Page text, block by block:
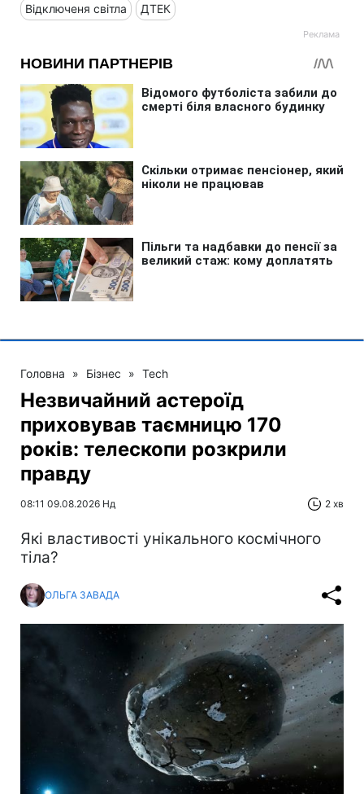
Відключеня світла ДТЕК
Головна » Бізнес » Tech
Незвичайний астероїд
приховував таємницю 170
років: телескопи розкрили
правду
08:11 09.08.2026 Нд 2 хв
Які властивості унікального космічного
тіла?
ОЛЬГА ЗАВАДА